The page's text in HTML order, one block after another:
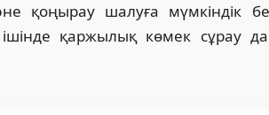
қоңырау шалуға мүмкіндік
қаржылық көмек сұрау